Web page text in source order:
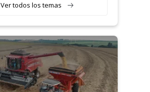
Ver todos los temas